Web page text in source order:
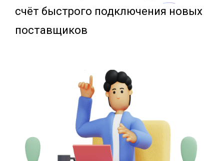
счёт быстрого подключения новых
поставщиков